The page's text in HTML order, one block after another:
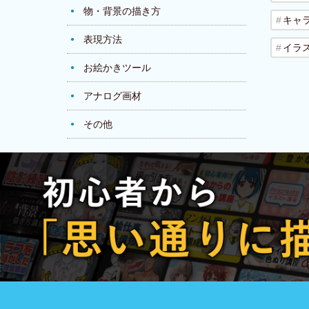
物・背景の描き方
表現方法
お絵かきツール
アナログ画材
その他
キャ
イラ